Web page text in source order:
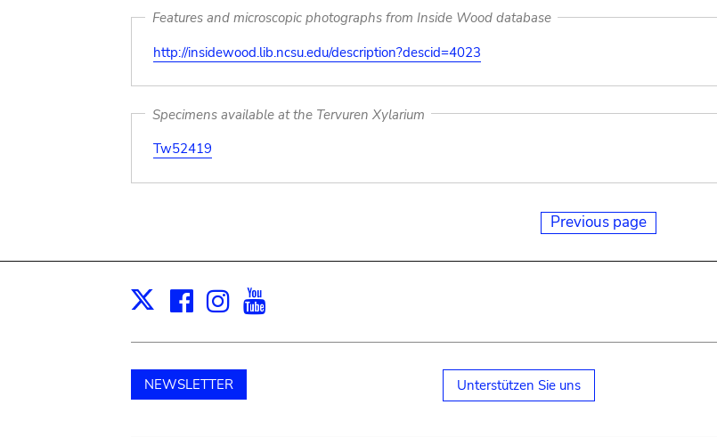
Features and microscopic photographs from Inside Wood database
http://insidewood.lib.ncsu.edu/description?descid=4023
Specimens available at the Tervuren Xylarium
Tw52419
Previous page
X Facebook
Instagram
NEWSLETTER Unterstützen Sie uns